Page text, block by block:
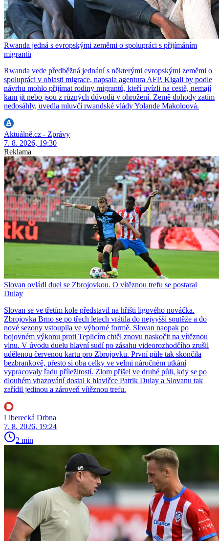
Rwanda jedná s evropskými zeměmi o spolupráci s přijímáním
migrantů
Rwanda vede předběžná jednání s některými evropskými zeměmi o
spolupráci v oblasti migrace, napsala agentura AFP. Kigali by podle
návrhu mohlo přijímat rodiny migrantů, kteří uvízli na cestě, nemají
kam jít nebo jsou z různých důvodů v ohrožení. Země dohody zatím
nedosáhly, uvedla mluvčí rwandské vlády Yolande Makoloová.
Aktuálně.cz - Zprávy
7. 8. 2026, 19:30
Reklama
Slovan ovládl duel se Zbrojovkou. O vítěznou trefu se postaral
Dulay
Slovan se ve třetím kole představil na hřišti ligového nováčka.
Zbrojovka Brno se po třech letech vrátila do nejvyšší soutěže a do
nové sezony vstoupila ve výborné formě. Slovan naopak po
bojovném výkonu proti Teplicím chtěl znovu naskočit na vítěznou
vlnu. V úvodu duelu hlavní sudí po zásahu videorozhodčího zrušil
udělenou červenou kartu pro Zbrojovku. První půle tak skončila
bezbrankově, přesto si oba celky ve velmi náročném utkání
vypracovaly řadu příležitostí. Zlom přišel ve druhé půli, kdy se po
dlouhém vhazování dostal k hlavičce Patrik Dulay a Slovanu tak
zařídil jedinou a zároveň vítěznou trefu.
Liberecká Drbna
7. 8. 2026, 19:24
2 min